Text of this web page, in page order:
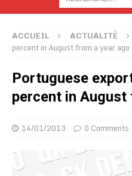
ACCUEIL ACTUALITÉ
percent in August from a year ago
Portuguese
percent in August
14/01/2013 0 Comments